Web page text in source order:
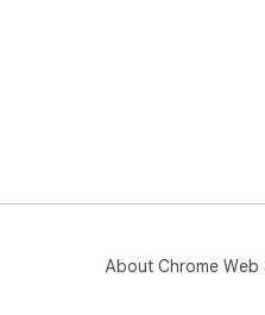
About Chrome Web